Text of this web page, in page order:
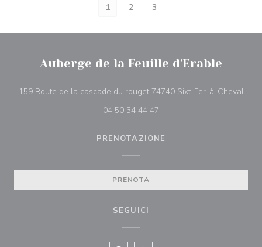
1 2 3
Auberge de la Feuille d'Erable
159 Route de la cascade du rouget 74740 Sixt-Fer-à-Cheval
04 50 34 44 47
PRENOTAZIONE
PRENOTA
SEGUICI